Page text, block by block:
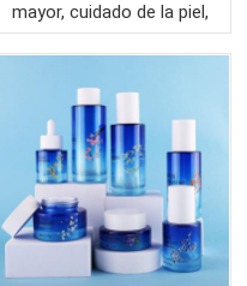
mayor, cuidado de la piel,
bomba negra vacía,
de cristal, juego de botellas